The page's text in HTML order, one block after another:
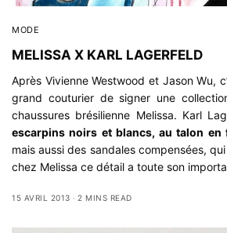
MODE
MELISSA X KARL LAGERFELD
Après Vivienne Westwood et Jason Wu,
grand couturier de signer une
chaussures brésilienne Melissa. Karl
escarpins noirs et blancs, au talon en
mais aussi des sandales compensées,
chez Melissa ce détail a toute son
15 AVRIL 2013 2 MINS READ